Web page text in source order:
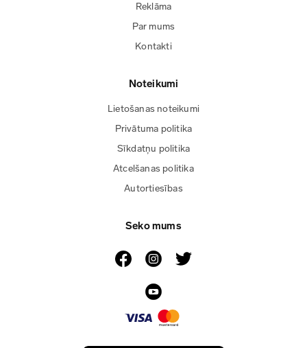
Reklāma
Par mums
Kontakti
Noteikumi
Lietošanas noteikumi
Privātuma politika
Sīkdatņu politika
Atcelšanas politika
Autortiesības
Seko mums